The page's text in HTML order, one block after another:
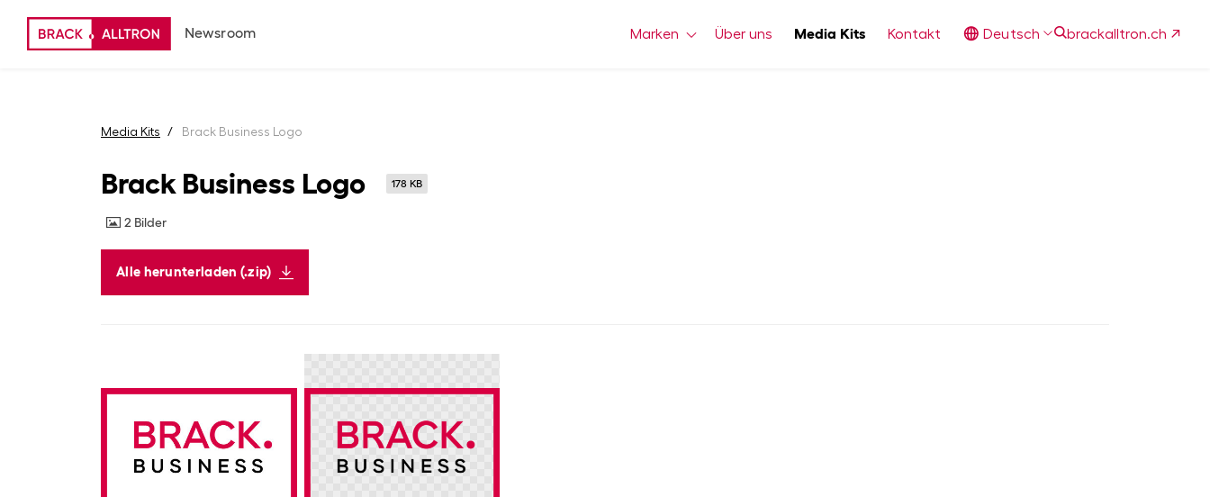
Newsroom Marken Über uns Media Kits Kontakt Deutsch brackalltron.ch
Media Kits Brack Business Logo
Brack Business Logo 178 KB
2 Bilder
Alle herunterladen (.zip)